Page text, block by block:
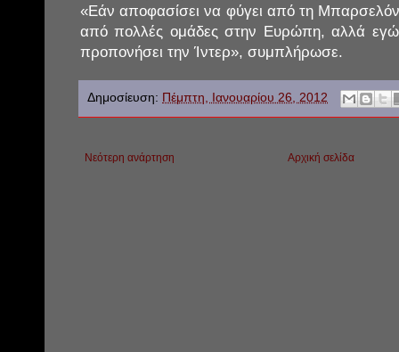
«Εάν αποφασίσει να φύγει από τη
από πολλές ομάδες στην Ευρώπη, αλλά εγώ
προπονήσει την Ίντερ», συμπλήρωσε.
Δημοσίευση: Πέμπτη, Ιανουαρίου 26, 2012
Νεότερη ανάρτηση Αρχική σελίδα